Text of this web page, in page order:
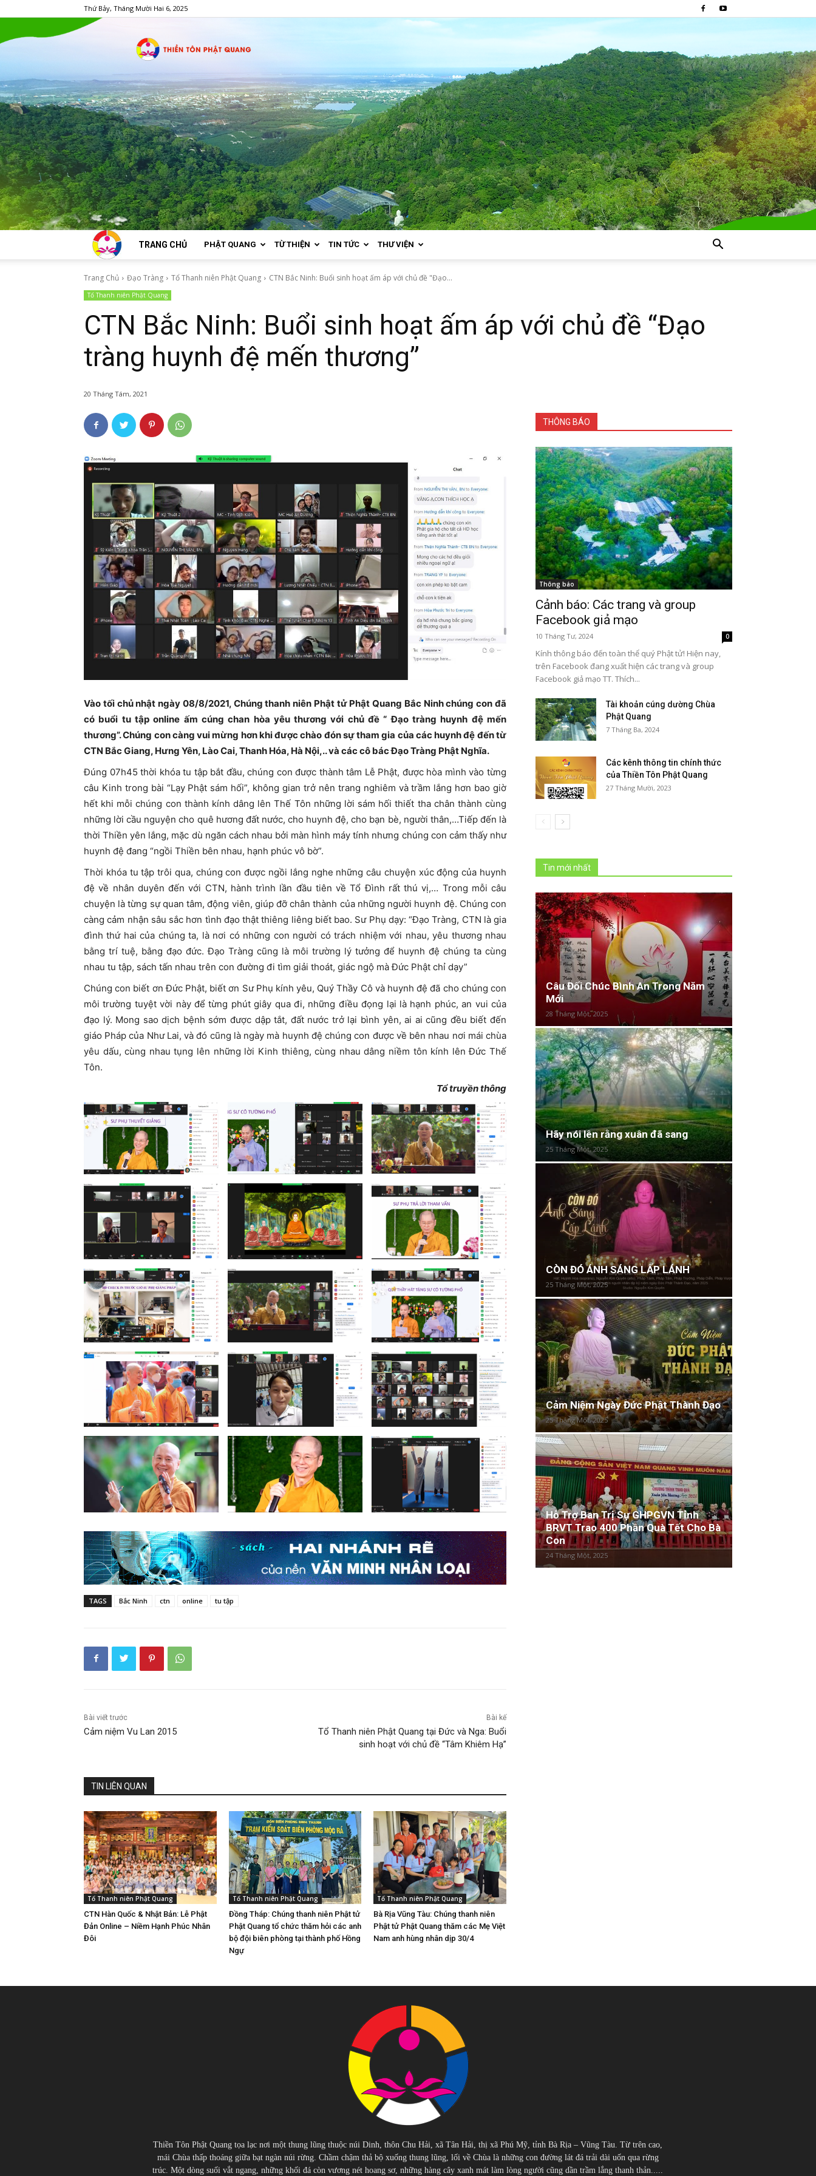
Thứ Bảy, Tháng Mười Hai 6, 2025
Tôn
TRANG CHỦ PHẬT QUANG TỪ THIỆN TIN TỨC THƯ VIỆN
Trang Chủ Đạo Tràng Tổ Thanh niên Phật Quang CTN Bắc Ninh: Buổi sinh hoạt ấm áp với chủ đề "Đạo...
Tổ Thanh niên Phật Quang
CTN Bắc Ninh: Buổi sinh hoạt ấm áp với chủ đề “Đạo
tràng huynh đệ mến thương”
20 Tháng Tám, 2021
Vào tối chủ nhật ngày 08/8/2021, Chúng thanh niên Phật tử Phật Quang Bắc Ninh chúng con đã
có buổi tu tập online ấm cúng chan hòa yêu thương với chủ đề “ Đạo tràng huynh đệ mến
thương”. Chúng con càng vui mừng hơn khi được chào đón sự tham gia của các huynh đệ đến từ
CTN Bắc Giang, Hưng Yên, Lào Cai, Thanh Hóa, Hà Nội,.. và các cô bác Đạo Tràng Phật Nghĩa.
Đúng 07h45 thời khóa tu tập bắt đầu, chúng con được thành tâm Lễ Phật, được hòa mình vào từng
câu Kinh trong bài “Lạy Phật sám hối”, không gian trở nên trang nghiêm và trầm lắng hơn bao giờ
hết khi mỗi chúng con thành kính dâng lên Thế Tôn những lời sám hối thiết tha chân thành cùng
những lời cầu nguyện cho quê hương đất nước, cho huynh đệ, cho bạn bè, người thân,…Tiếp đến là
thời Thiền yên lắng, mặc dù ngăn cách nhau bởi màn hình máy tính nhưng chúng con cảm thấy như
huynh đệ đang “ngồi Thiền bên nhau, hạnh phúc vô bờ”.
Thời khóa tu tập trôi qua, chúng con được ngồi lắng nghe những câu chuyện xúc động của huynh
đệ về nhân duyên đến với CTN, hành trình lần đầu tiên về Tổ Đình rất thú vị,… Trong mỗi câu
chuyện là từng sự quan tâm, động viên, giúp đỡ chân thành của những người huynh đệ. Chúng con
càng cảm nhận sâu sắc hơn tình đạo thật thiêng liêng biết bao. Sư Phụ dạy: “Đạo Tràng, CTN là gia
đình thứ hai của chúng ta, là nơi có những con người có trách nhiệm với nhau, yêu thương nhau
bằng trí tuệ, bằng đạo đức. Đạo Tràng cũng là môi trường lý tưởng để huynh đệ chúng ta cùng
nhau tu tập, sách tấn nhau trên con đường đi tìm giải thoát, giác ngộ mà Đức Phật chỉ dạy”
Chúng con biết ơn Đức Phật, biết ơn Sư Phụ kính yêu, Quý Thầy Cô và huynh đệ đã cho chúng con
môi trường tuyệt vời này để từng phút giây qua đi, những điều đọng lại là hạnh phúc, an vui của
đạo lý. Mong sao dịch bệnh sớm được dập tắt, đất nước trở lại bình yên, ai ai cũng đều biết đến
giáo Pháp của Như Lai, và đó cũng là ngày mà huynh đệ chúng con được về bên nhau nơi mái chùa
yêu dấu, cùng nhau tụng lên những lời Kinh thiêng, cùng nhau dâng niềm tôn kính lên Đức Thế
Tôn.
Tổ truyền thông
TAGS Bắc Ninh ctn online tu tập
Bài viết trước
Cảm niệm Vu Lan 2015
Bài kế
Tổ Thanh niên Phật Quang tại Đức và Nga: Buổi
sinh hoạt với chủ đề “Tâm Khiêm Hạ”
TIN LIÊN QUAN
Tổ Thanh niên Phật Quang
CTN Hàn Quốc & Nhật Bản: Lễ Phật
Đản Online – Niềm Hạnh Phúc Nhân
Đôi
Tổ Thanh niên Phật Quang
Đồng Tháp: Chúng thanh niên Phật tử
Phật Quang tổ chức thăm hỏi các anh
bộ đội biên phòng tại thành phố Hồng
Ngự
Tổ Thanh niên Phật Quang
Bà Rịa Vũng Tàu: Chúng thanh niên
Phật tử Phật Quang thăm các Mẹ Việt
Nam anh hùng nhân dịp 30/4
THÔNG BÁO
Thông báo
Cảnh báo: Các trang và group
Facebook giả mạo
10 Tháng Tư, 2024 0
Kính thông báo đến toàn thể quý Phật tử! Hiện nay,
trên Facebook đang xuất hiện các trang và group
Facebook giả mạo TT. Thích...
Tài khoản cúng dường Chùa
Phật Quang
7 Tháng Ba, 2024
Các kênh thông tin chính thức
của Thiền Tôn Phật Quang
27 Tháng Mười, 2023
Tin mới nhất
Câu Đối Chúc Bình An Trong Năm
Mới
28 Tháng Một, 2025
Hãy nói lên rằng xuân đã sang
25 Tháng Một, 2025
CÒN ĐÓ ÁNH SÁNG LẤP LÁNH
25 Tháng Một, 2025
Cảm Niệm Ngày Đức Phật Thành Đạo
25 Tháng Một, 2025
Hỗ Trợ Ban Trị Sự GHPGVN Tỉnh
BRVT Trao 400 Phần Quà Tết Cho Bà
Con
24 Tháng Một, 2025
Thiền Tôn Phật Quang tọa lạc nơi một thung lũng thuộc núi Dinh, thôn Chu Hải, xã Tân Hải, thị xã Phú Mỹ, tỉnh Bà Rịa – Vũng Tàu. Từ trên cao,
mái Chùa thấp thoáng giữa bạt ngàn núi rừng. Chầm chậm thả bộ xuống thung lũng, lối về Chùa là những con đường lát đá trải dài uốn qua rừng
trúc. Một dòng suối vắt ngang, những khối đá còn vương nét hoang sơ, những hàng cây xanh mát làm lòng người cũng dần trầm lắng thanh thản.....